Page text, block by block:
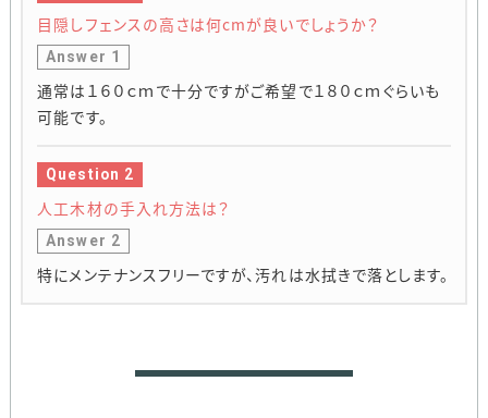
目隠しフェンスの高さは何cmが良いでしょうか？
Answer 1
通常は１６０ｃｍで十分ですがご希望で１８０ｃｍぐらいも
可能です。
Question 2
人工木材の手入れ方法は？
Answer 2
特にメンテナンスフリーですが、汚れは水拭きで落とします。